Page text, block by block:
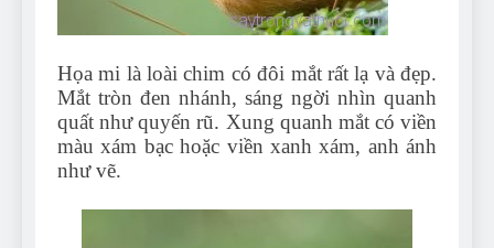
Can Bulldogs Play Fetch?
And How to Train Them!
How Often Do I Need to
Groom My Bulldog
7 Năm Ago
Họa mi là loài chim có đôi mắt rất lạ và đẹp.
Mắt tròn đen nhánh, sáng ngời nhìn quanh
quất như quyến rũ. Xung quanh mắt có viền
màu xám bạc hoặc viền xanh xám, anh ánh
như vẽ.